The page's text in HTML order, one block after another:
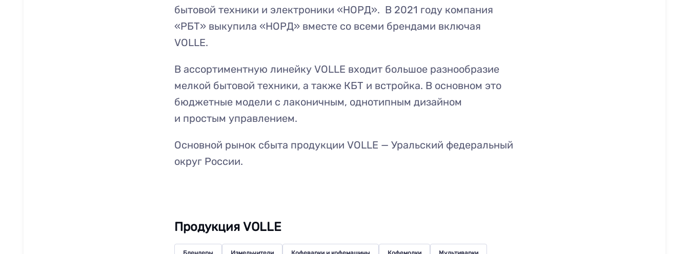
бытовой техники и электроники «НОРД». В 2021 году компания
«РБТ» выкупила «НОРД» вместе со всеми брендами включая
VOLLE.
В ассортиментную линейку VOLLE входит большое разнообразие
мелкой бытовой техники, а также КБТ и встройка. В основном это
бюджетные модели с лаконичным, однотипным дизайном
и простым управлением.
Основной рынок сбыта продукции VOLLE — Уральский федеральный
округ России.
Продукция VOLLE